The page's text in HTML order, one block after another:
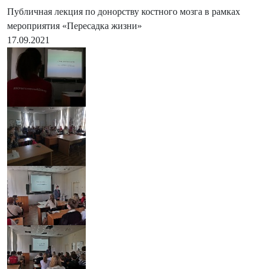
Публичная лекция по донорству костного мозга в рамках
мероприятия «Пересадка жизни»
17.09.2021